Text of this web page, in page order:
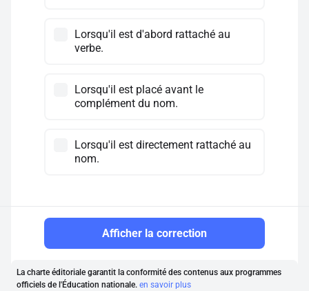
Lorsqu'il est d'abord rattaché au
verbe.
Lorsqu'il est placé avant le
complément du nom.
Lorsqu'il est directement rattaché au
nom.
Afficher la correction
La charte éditoriale garantit la conformité des contenus aux programmes
officiels de l'Éducation nationale. en savoir plus